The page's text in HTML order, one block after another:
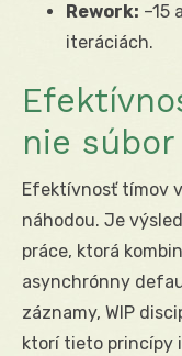
Rework: –15
iteráciách.
nie
Efektívnosť tímov
náhodou. Je
práce, ktorá
asynchrónny
záznamy, WIP
ktorí tieto princípy